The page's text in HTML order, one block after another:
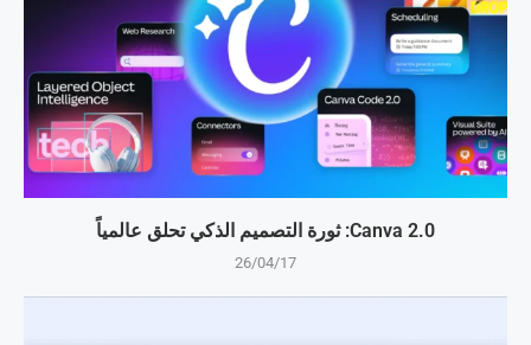
Canva 2.0: ثورة التصميم الذكي تحلق عالمياً
26/04/17